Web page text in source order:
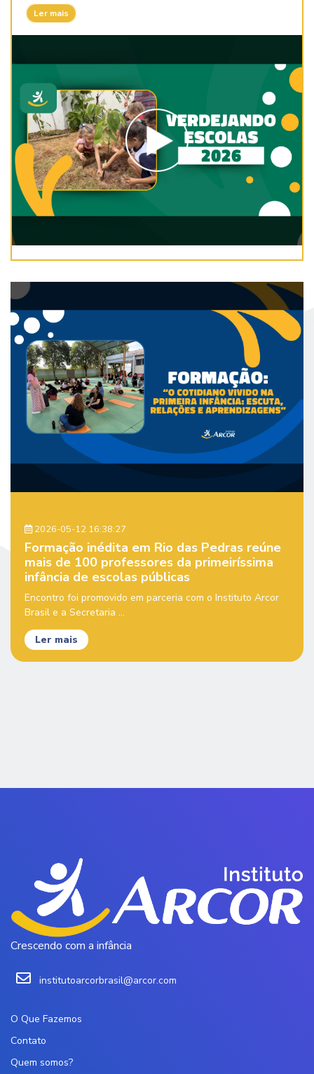
Ler mais
2026-05-12 16:38:27
Formação inédita em Rio das Pedras reúne
mais de 100 professores da primeiríssima
infância de escolas públicas
Encontro foi promovido em parceria com o Instituto Arcor
Brasil e a Secretaria ...
Ler mais
Crescendo com a infância
institutoarcorbrasil@arcor.com
O Que Fazemos
Contato
Quem somos?